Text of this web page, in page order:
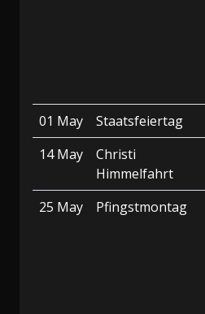
01 May
Staatsfeiertag
14 May
Christi
Himmelfahrt
25 May
Pfingstmontag